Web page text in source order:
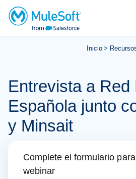
Inicio
Entrevista a Red
Española junto
y Minsait
Complete el formulario
webinar